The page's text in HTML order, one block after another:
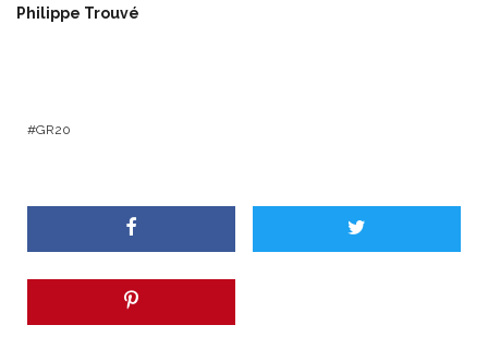
Philippe Trouvé
GR20